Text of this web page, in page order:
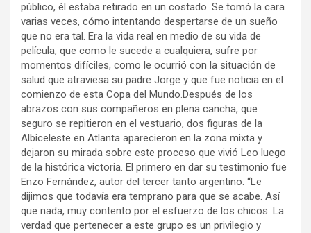
público, él estaba retirado en un costado. Se tomó la cara
varias veces, cómo intentando despertarse de un sueño
que no era tal. Era la vida real en medio de su vida de
película, que como le sucede a cualquiera, sufre por
momentos difíciles, como le ocurrió con la situación de
salud que atraviesa su padre Jorge y que fue noticia en el
comienzo de esta Copa del Mundo.Después de los
abrazos con sus compañeros en plena cancha, que
seguro se repitieron en el vestuario, dos figuras de la
Albiceleste en Atlanta aparecieron en la zona mixta y
dejaron su mirada sobre este proceso que vivió Leo luego
de la histórica victoria. El primero en dar su testimonio fue
Enzo Fernández, autor del tercer tanto argentino. “Le
dijimos que todavía era temprano para que se acabe. Así
que nada, muy contento por el esfuerzo de los chicos. La
verdad que pertenecer a este grupo es un privilegio y